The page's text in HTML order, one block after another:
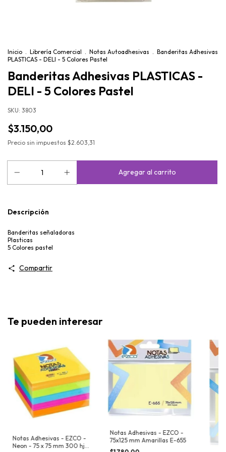
Inicio . Librería Comercial . Notas Autoadhesivas . Banderitas Adhesivas
PLASTICAS - DELI - 5 Colores Pastel
Banderitas Adhesivas PLASTICAS -
DELI - 5 Colores Pastel
SKU: 3803
$3.150,00
Precio sin impuestos $2.603,31
Descripción
Banderitas señaladoras
Plasticas
5 Colores pastel
Compartir
Te pueden interesar
Notas Adhesivas - EZCO -
Neon - 75 x 75 mm 300 hjs
Notas Adhesivas - EZCO -
75x125 mm Amarillas E-655